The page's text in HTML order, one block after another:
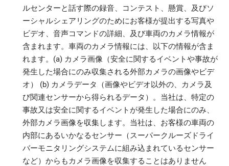
ルセンターと話す際の録音、コンテスト、懸賞、及びソ
ーシャルシェアリングのためにお客様が提出する写真や
ビデオ、音声コマンドの詳細、及び車両のカメラ情報が
含まれます。車両のカメラ情報には、以下の情報が含ま
れます。(a) カメラ画像（安全に関するイベントや事故が
発生した場合にのみ収集される外部カメラの画像やビデ
オ） (b) カメラデータ（画像やビデオ以外の、カメラ及
び関連センサーから得られるデータ）。当社は、特定の
事故又は安全に関するイベントが発生した場合にのみ、
外部カメラ画像を収集します。当社は、お客様の車両の
内部にあるいかなるセンサー（スーパークルーズドライ
バーモニタリングシステムに組み込まれているセンサー
など）からもカメラ画像を収集することはありません